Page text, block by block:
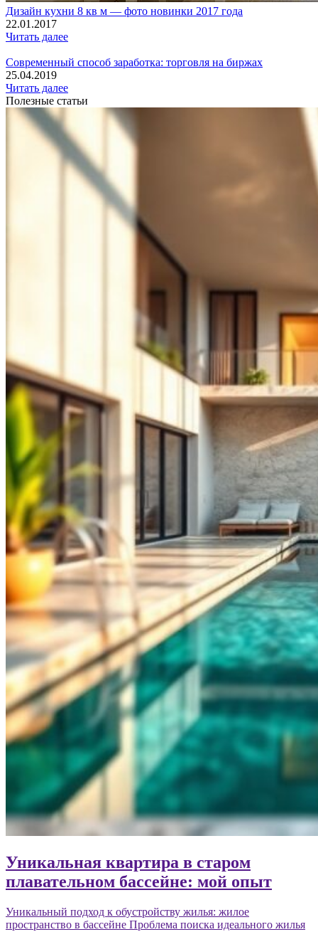
Дизайн кухни 8 кв м — фото новинки 2017 года
22.01.2017
Читать далее
Современный способ заработка: торговля на биржах
25.04.2019
Читать далее
Полезные статьи
Уникальная квартира в старом
плавательном бассейне: мой опыт
Уникальный подход к обустройству жилья: жилое
пространство в бассейне Проблема поиска идеального жилья